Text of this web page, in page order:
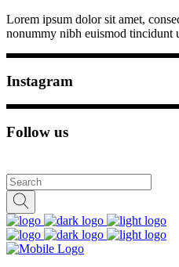
Lorem ipsum dolor sit amet,
nonummy nibh euismod tincidunt
Instagram
Follow us